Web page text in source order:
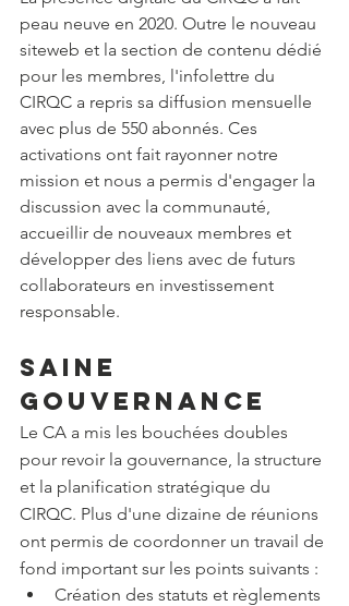
peau neuve en 2020. Outre le nouveau
siteweb et la section de contenu dédié
pour les membres, l'infolettre du
CIRQC a repris sa diffusion mensuelle
avec plus de 550 abonnés. Ces
activations ont fait rayonner notre
mission et nous a permis d'engager la
discussion avec la communauté,
accueillir de nouveaux membres et
développer des liens avec de futurs
collaborateurs en investissement
responsable.
Saine
gouvernance
Le CA a mis les bouchées doubles
pour revoir la gouvernance, la structure
et la planification stratégique du
CIRQC. Plus d'une dizaine de réunions
ont permis de coordonner un travail de
fond important sur les points suivants :
Création des statuts et règlements